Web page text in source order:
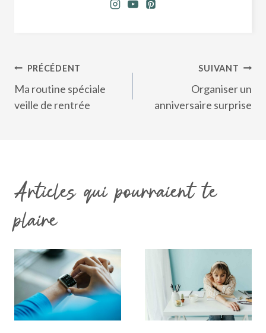
Navigation
de
l’article
PRÉCÉDENT
Ma routine spéciale
veille de rentrée
SUIVANT
Organiser un
anniversaire surprise
Articles qui pourraient te
plaire